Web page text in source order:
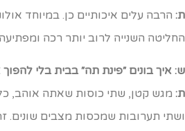
הרבה עלים איכותיים כן. במיוחד
השנייה לרוב יותר רכה
איך בונים ״פינת תה״ בבית בלי
מגש קטן, שתי כוסות שאתה אוהב,
תערובות שמכסות מצבים שונים.